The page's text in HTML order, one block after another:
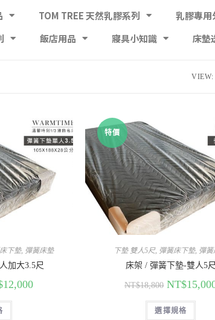
TOM TREE 天然乳膠系列
乳膠專用
飯店用品 寢具小知識 床墊
VIEW:
下墊, 彈簧床墊
加大3.5尺
12,000
特價
下墊 雙人5尺, 彈簧床下墊, 彈
床架 / 彈簧下墊-雙人5
NT$18,800 NT$
選擇規格